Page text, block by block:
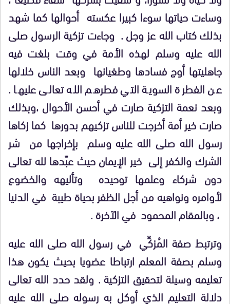
وساءت حياتها سوءا كبيرا عكسته أحوالها كما شهد
بذلك كتاب الله عز وجل . وجاءت تزكية الرسول صلى
الله عليه وسلم لهذه الأمة في وقت بلغت فيه
جاهليتها أوج فسادها وطغيانها وبعد الناس خلالها
عن الفطرة السوية التي فطرهم الله تعالى عليها .
وبعد نعمة التزكية صارت في أحسن الأحوال ،وبذلك
صارت خير أمة أخرجت للناس تزكيهم بدورها كما زكاها
رسول الله صلى الله عليه وسلم بإخراجها من شر
الشرك والكفر إلى خير الإيمان حيث عبّدها لله تعالى
دون شركاء وعلمها توحيده وتأليهه والخضوع
لأوامره ونواهيه من أجل الظفر بحياة طيبة في الدنيا
، وبالمقام المحمود في الآخرة .
وترتبط صفة المُزكِّي في رسول الله صلى الله عليه
وسلم بصفة المعلم ارتباطا عضويا بحيث يكون هذا
تعليمه وسيلة لتحقيق التزكية . ولقد حدد الله تعالى
دلالة التعليم الذي أوكل به رسوله صلى الله عليه